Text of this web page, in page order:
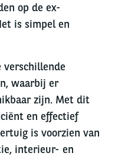
op de ex-
is simpel en
verschillende
waarbij er
zijn. Met dit
en effectief
is voorzien van
interieur- en